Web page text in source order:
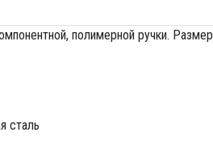
полимерной ручки.
сталь